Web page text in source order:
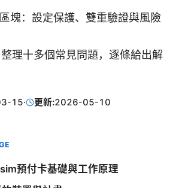
塊：設定保護、雙重驗證與風險
理十多個常見問題，逐條給出解
15· 更新:2026-05-10
預付卡基礎與工作原理